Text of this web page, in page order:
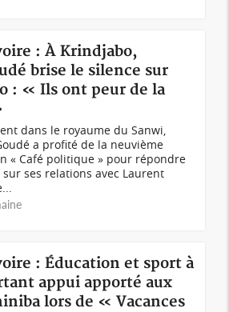
: À Krindjabo,
brise le silence sur
: « Ils ont peur de la
dans le royaume du Sanwi,
a profité de la neuvième
« Café politique » pour répondre
ses relations avec Laurent
: Éducation et sport à
appui apporté aux
lors de « Vacances